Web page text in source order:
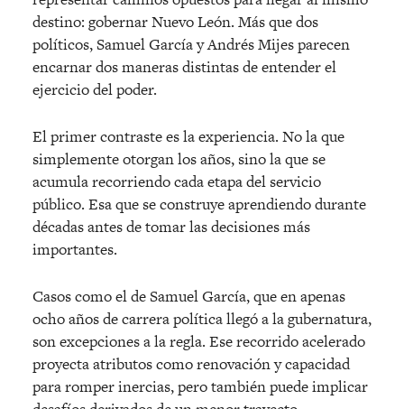
destino: gobernar Nuevo León. Más que dos
políticos, Samuel García y Andrés Mijes parecen
encarnar dos maneras distintas de entender el
ejercicio del poder.
El primer contraste es la experiencia. No la que
simplemente otorgan los años, sino la que se
acumula recorriendo cada etapa del servicio
público. Esa que se construye aprendiendo durante
décadas antes de tomar las decisiones más
importantes.
Casos como el de Samuel García, que en apenas
ocho años de carrera política llegó a la gubernatura,
son excepciones a la regla. Ese recorrido acelerado
proyecta atributos como renovación y capacidad
para romper inercias, pero también puede implicar